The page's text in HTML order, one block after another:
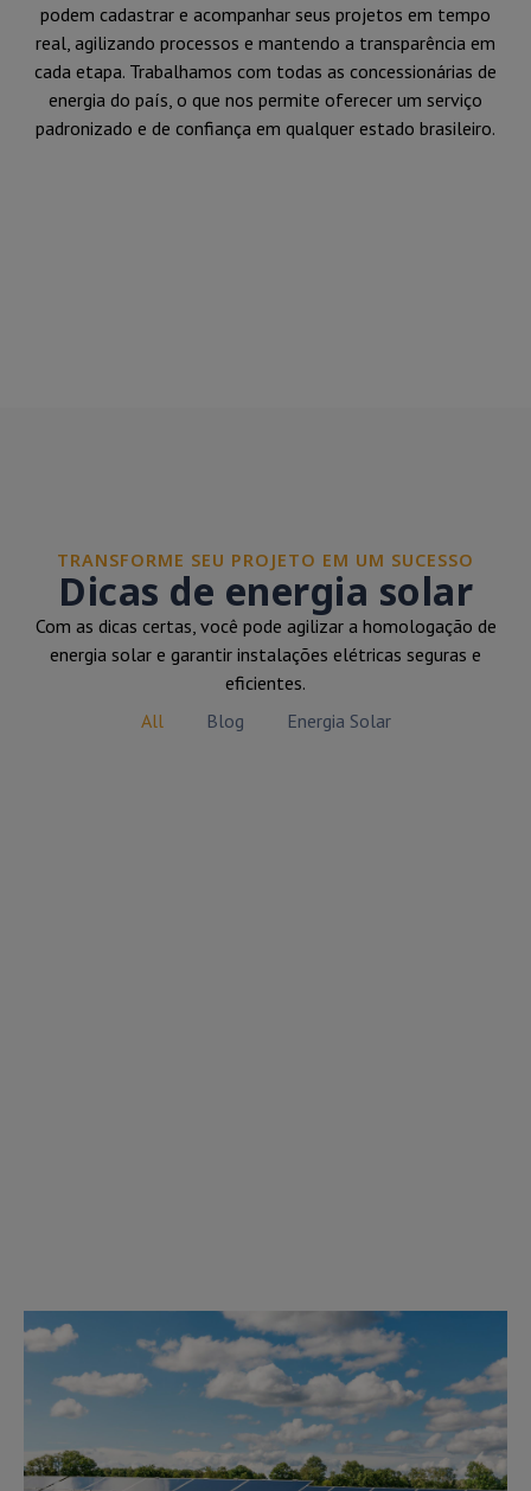
podem cadastrar e acompanhar seus projetos em tempo
real, agilizando processos e mantendo a transparência em
cada etapa. Trabalhamos com todas as concessionárias de
energia do país, o que nos permite oferecer um serviço
padronizado e de confiança em qualquer estado brasileiro.
TRANSFORME SEU PROJETO EM UM SUCESSO
Dicas de energia solar
Com as dicas certas, você pode agilizar a homologação de
energia solar e garantir instalações elétricas seguras e
eficientes.
All
Blog Energia Solar